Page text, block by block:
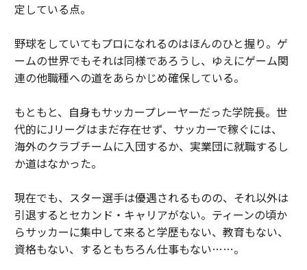
定している点。
野球をしていてもプロになれるのはほんのひと握り。ゲ
ームの世界でもそれは同様であろうし、ゆえにゲーム関
連の他職種への道をあらかじめ確保している。
もともと、自身もサッカープレーヤーだった学院長。世
代的にJリーグはまだ存在せず、サッカーで稼ぐには、
海外のクラブチームに入団するか、実業団に就職するし
か道はなかった。
現在でも、スター選手は優遇されるものの、それ以外は
引退するとセカンド・キャリアがない。ティーンの頃か
らサッカーに集中して来ると学歴もない、教育もない、
資格もない、するともちろん仕事もない……。